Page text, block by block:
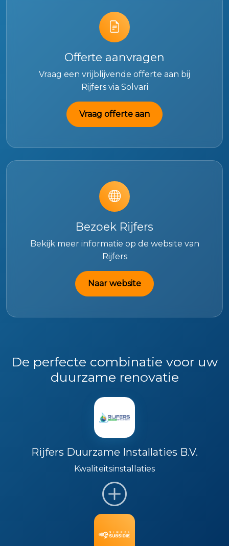
Offerte aanvragen
Vraag een vrijblijvende offerte aan bij
Rijfers via Solvari
Vraag offerte aan
Bezoek Rijfers
Bekijk meer informatie op de website van
Rijfers
Naar website
De perfecte combinatie voor uw
duurzame renovatie
Rijfers Duurzame Installaties B.V.
Kwaliteitsinstallaties